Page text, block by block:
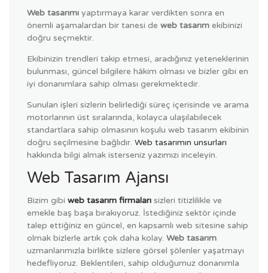
Web tasarımı yaptırmaya karar verdikten sonra en
önemli aşamalardan bir tanesi de web tasarım ekibinizi
doğru seçmektir.
Ekibinizin trendleri takip etmesi, aradığınız yeteneklerinin
bulunması, güncel bilgilere hâkim olması ve bizler gibi en
iyi donanımlara sahip olması gerekmektedir.
Sunulan işleri sizlerin belirlediği süreç içerisinde ve arama
motorlarının üst sıralarında, kolayca ulaşılabilecek
standartlara sahip olmasının koşulu web tasarım ekibinin
doğru seçilmesine bağlıdır. Web tasarımın unsurları
hakkında bilgi almak isterseniz yazımızı inceleyin.
Web Tasarım Ajansı
Bizim gibi web tasarım firmaları sizleri titizlilikle ve
emekle baş başa bırakıyoruz. İstediğiniz sektör içinde
talep ettiğiniz en güncel, en kapsamlı web sitesine sahip
olmak bizlerle artık çok daha kolay. Web tasarım
uzmanlarımızla birlikte sizlere görsel şölenler yaşatmayı
hedefliyoruz. Beklentileri, sahip olduğumuz donanımla